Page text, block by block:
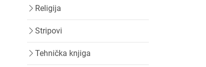
Religija
Stripovi
Tehnička knjiga